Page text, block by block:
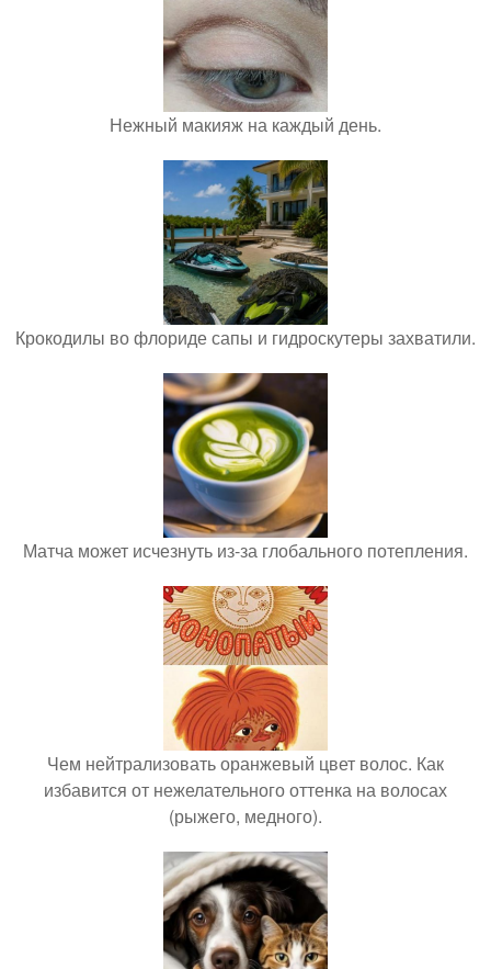
Нежный макияж на каждый день.
Крокодилы во флориде сапы и гидроскутеры захватили.
Матча может исчезнуть из-за глобального потепления.
Чем нейтрализовать оранжевый цвет волос. Как
избавится от нежелательного оттенка на волосах
(рыжего, медного).